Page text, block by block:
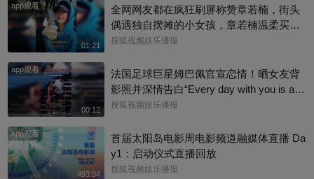
甜蜜幸福~
app观看
01:21
全网网友都在疯狂刷屏称赞章若楠，街头
偶遇独自摆摊的小女孩，章若楠温柔买下
全部小羊，全程弯腰平视小朋友，一举一
包，是她照顾到小孩的自尊心，平等对
待，善意又体面，这种细碎的善意真的很
圈粉～@星同事 @搜狐综艺 @明星狐 #章
搜狐视频娱乐播报
app观看
00:12
法国足球巨星姆巴佩官宣恋情！晒女友背
影照并深情告白“Every day with you is a s
unny day. 有你在的每一天 都是晴天”，据
西托，出演《名校风暴》，祝福祝福~@搜
狐体育 @搜狐跑步 @小申小申
搜狐视频娱乐播报
app观看
493:04
首届太阳岛电影周电影频道融媒体直播 Da
y1：启动仪式直播回放
搜狐视频娱乐播报